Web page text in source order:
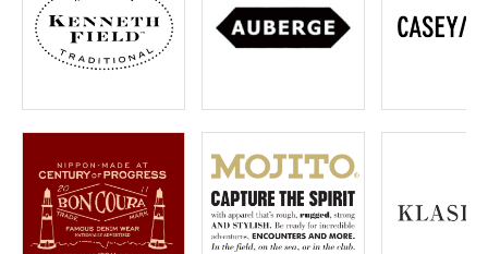
お問い合わせ
OFFICIAL WEB SITE
meeting_room ログイン 会員登録